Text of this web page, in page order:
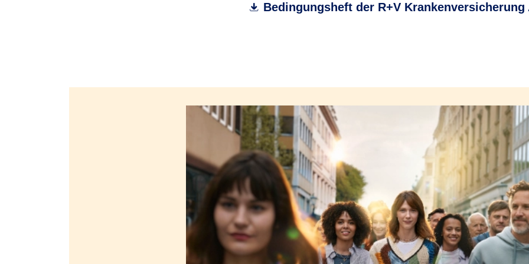
Bedingungsheft der R+V Krankenversicherung